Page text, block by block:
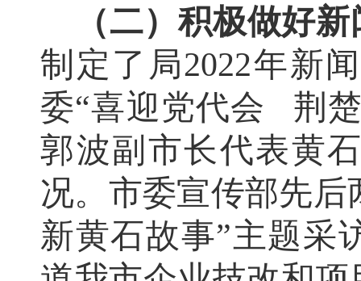
（二）积极做好
制定了局2022年新
委“喜迎党代会 荆
郭波副市长代表黄
况。市委宣传部先
新黄石故事”主题采